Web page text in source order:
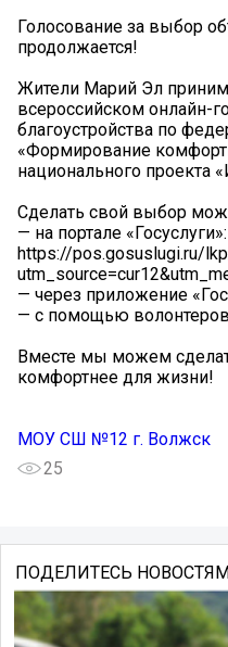
Голосование за выбор
продолжается!
Жители Марий Эл
всероссийском онлайн-
благоустройства по
«Формирование
национального проекта
Сделать свой выбор
— на портале «Госуслуги»:
https://pos.gosuslugi.ru/
— через приложение
— с помощью
Вместе мы можем
комфортнее для жизни!
МОУ СШ №12 г. Волжск
25
ПОДЕЛИТЕСЬ